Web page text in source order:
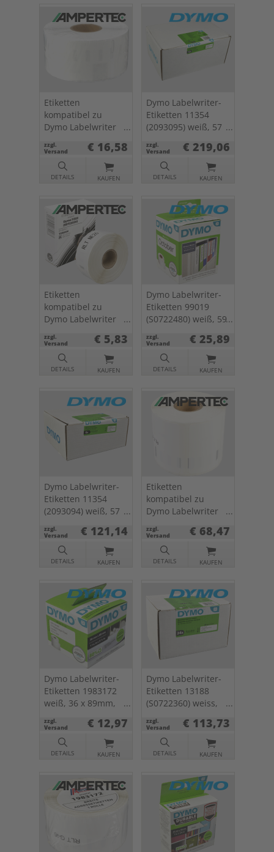
Etiketten
kompatibel zu
Dymo Labelwriter
transparent, 36 x
89mm, 2 x 260 St.
zzgl.
Versand
€ 16,58
DETAILS KAUFEN
Dymo Labelwriter-
Etiketten 11354
(2093095) weiß, 57
St.
zzgl.
Versand
€ 219,06
DETAILS KAUFEN
Etiketten
kompatibel zu
Dymo Labelwriter
weiß, 25 x 54mm,
500 St.
zzgl.
Versand
€ 5,83
DETAILS KAUFEN
Dymo Labelwriter-
Etiketten 99019
(S0722480) weiß, 59
zzgl.
Versand
€ 25,89
DETAILS KAUFEN
Dymo Labelwriter-
Etiketten 11354
(2093094) weiß, 57
St.
zzgl.
Versand
€ 121,14
DETAILS KAUFEN
Etiketten
kompatibel zu
Dymo Labelwriter
57 x 32mm 1 x 800
Stück
zzgl.
Versand
€ 68,47
DETAILS KAUFEN
Dymo Labelwriter-
Etiketten 1983172
weiß, 36 x 89mm,
zzgl.
Versand
€ 12,97
DETAILS KAUFEN
Dymo Labelwriter-
Etiketten 13188
(S0722360) weiss,
130 St.
zzgl.
Versand
€ 113,73
DETAILS KAUFEN